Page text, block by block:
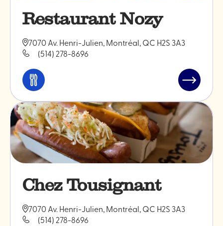
Restaurant Nozy
7070 Av. Henri-Julien, Montréal, QC H2S 3A3
(514) 278-8696
Manger
boire
Lire
l'article
Chez Tousignant
7070 Av. Henri-Julien, Montréal, QC H2S 3A3
(514) 278-8696